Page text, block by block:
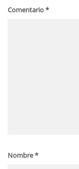
Comentario*
Nombre*